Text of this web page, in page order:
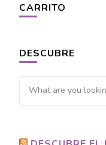
CARRITO
DESCUBRE
Looking
for